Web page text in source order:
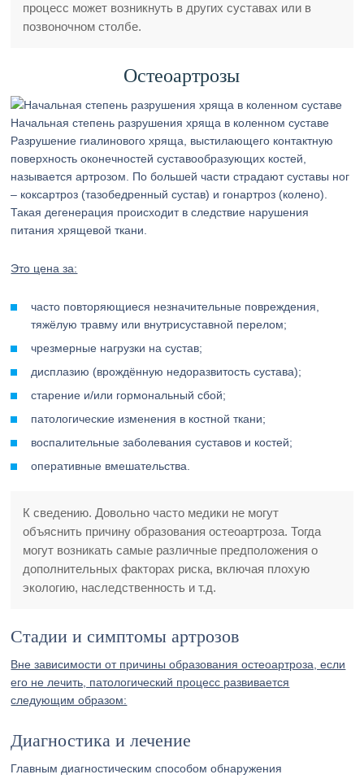
процесс может возникнуть в других суставах или в
позвоночном столбе.
Остеоартрозы
Начальная степень разрушения хряща в коленном суставе
Разрушение гиалинового хряща, выстилающего контактную
поверхность оконечностей суставообразующих костей,
называется артрозом. По большей части страдают суставы ног
– коксартроз (тазобедренный сустав) и гонартроз (колено).
Такая дегенерация происходит в следствие нарушения
питания хрящевой ткани.
Это цена за:
часто повторяющиеся незначительные повреждения,
тяжёлую травму или внутрисуставной перелом;
чрезмерные нагрузки на сустав;
дисплазию (врождённую недоразвитость сустава);
старение и/или гормональный сбой;
патологические изменения в костной ткани;
воспалительные заболевания суставов и костей;
оперативные вмешательства.
К сведению. Довольно часто медики не могут
объяснить причину образования остеоартроза. Тогда
могут возникать самые различные предположения о
дополнительных факторах риска, включая плохую
экологию, наследственность и т.д.
Стадии и симптомы артрозов
Вне зависимости от причины образования остеоартроза, если
его не лечить, патологический процесс развивается
следующим образом:
Диагностика и лечение
Главным диагностическим способом обнаружения